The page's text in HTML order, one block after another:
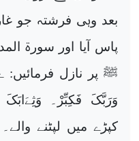
بعد وہی فرشتہ جو
پاس آیا اور سورۃ
ﷺ پر نازل فرمائیں:
وَرَبَّکَ فَکِبِّرْ۔
کپڑے میں لپٹنے